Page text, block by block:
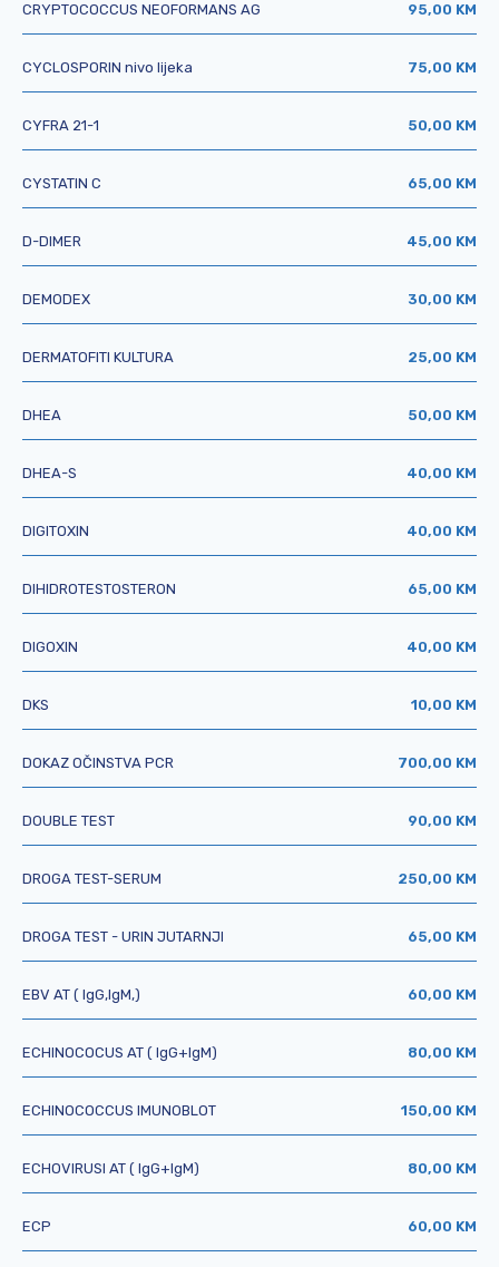
CRYPTOCOCCUS NEOFORMANS AG 95,00 KM
CYCLOSPORIN nivo lijeka 75,00 KM
CYFRA 21-1 50,00 KM
CYSTATIN C 65,00 KM
D-DIMER 45,00 KM
DEMODEX 30,00 KM
DERMATOFITI KULTURA 25,00 KM
DHEA 50,00 KM
DHEA-S 40,00 KM
DIGITOXIN 40,00 KM
DIHIDROTESTOSTERON 65,00 KM
DIGOXIN 40,00 KM
DKS 10,00 KM
DOKAZ OČINSTVA PCR 700,00 KM
DOUBLE TEST 90,00 KM
DROGA TEST-SERUM 250,00 KM
DROGA TEST - URIN JUTARNJI 65,00 KM
EBV AT ( IgG,IgM,) 60,00 KM
ECHINOCOCUS AT ( IgG+IgM) 80,00 KM
ECHINOCOCCUS IMUNOBLOT 150,00 KM
ECHOVIRUSI AT ( IgG+IgM) 80,00 KM
ECP 60,00 KM